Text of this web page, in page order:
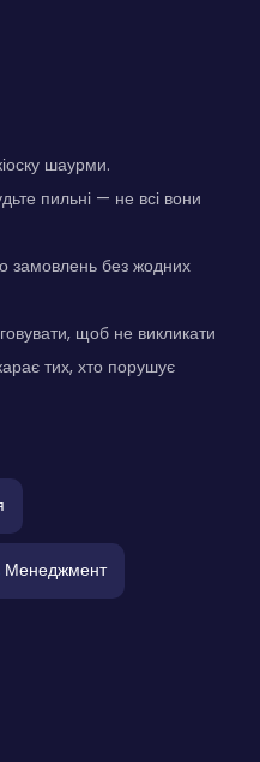
шаурми.
пильні — не всі вони
замовлень без жодних
щоб не викликати
тих, хто порушує
Менеджмент